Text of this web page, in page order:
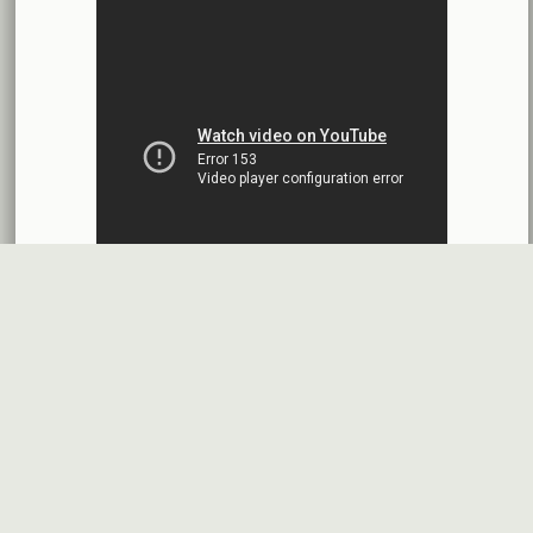
البيانات المالية النهائية عن العام 2025